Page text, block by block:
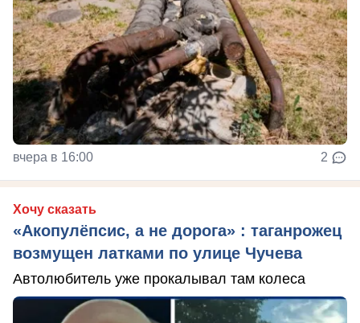
вчера в 16:00 2
Хочу сказать
«Акопулёпсис, а не дорога» : таганрожец
возмущен латками по улице Чучева
Автолюбитель уже прокалывал там колеса